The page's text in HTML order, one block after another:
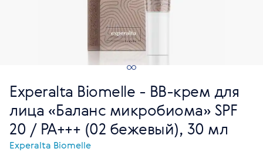
Experalta Biomelle - BB-крем для
лица «Баланс микробиома» SPF
20 / PA+++ (02 бежевый), 30 мл
Experalta Biomelle